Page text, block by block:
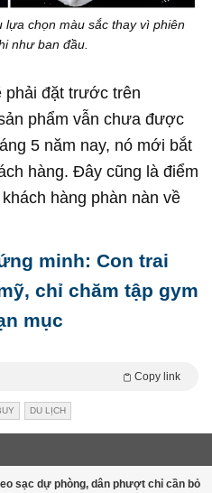
lựa chọn màu sắc thay vì phiên
như ban đầu.
phải đặt trước trên
phẩm vẫn chưa được
5 năm nay, nó mới bắt
hàng. Đây cũng là điểm
hàng phàn nàn về
minh: Con trai
chỉ chăm tập gym
mục
Copy link
DU LỊCH
sạc dự phòng, dân phượt chỉ cần bỏ